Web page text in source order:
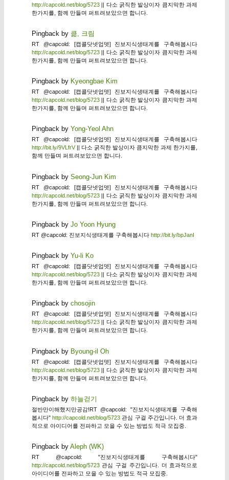
http://capcold.net/blog/5723|| 다소 굵직한 발상이자 큼지막한 과제
한가지를, 함께 만들며 퍼트려보았으면 합니다.
Pingback by 큶, 크림
RT @capcold: [캡콜닷넷업뎃] 진보지식생태계를 구축해봅시다
http://capcold.net/blog/5723|| 다소 굵직한 발상이자 큼지막한 과제
한가지를, 함께 만들며 퍼트려보았으면 합니다.
Pingback by Kyeongbae Kim
RT @capcold: [캡콜닷넷업뎃] 진보지식생태계를 구축해봅시다
http://capcold.net/blog/5723|| 다소 굵직한 발상이자 큼지막한 과제
한가지를, 함께 만들며 퍼트려보았으면 합니다.
Pingback by Yong-Yeol Ahn
RT @capcold: [캡콜닷넷업뎃] 진보지식생태계를 구축해봅시다
http://bit.ly/9VLfrV|| 다소 굵직한 발상이자 큼지막한 과제 한가지를,
함께 만들며 퍼트려보았으면 합니다.
Pingback by Seong-Jun Kim
RT @capcold: [캡콜닷넷업뎃] 진보지식생태계를 구축해봅시다
http://capcold.net/blog/5723|| 다소 굵직한 발상이자 큼지막한 과제
한가지를, 함께 만들며 퍼트려보았으면 합니다.
Pingback by Jo Yoon Hyung
RT @capcold: 진보지식생태계를 구축해봅시다 http://bit.ly/bpJanI
Pingback by Yu-li Ko
RT @capcold: [캡콜닷넷업뎃] 진보지식생태계를 구축해봅시다
http://capcold.net/blog/5723|| 다소 굵직한 발상이자 큼지막한 과제
한가지를, 함께 만들며 퍼트려보았으면 합니다.
Pingback by chosojin
RT @capcold: [캡콜닷넷업뎃] 진보지식생태계를 구축해봅시다
http://capcold.net/blog/5723|| 다소 굵직한 발상이자 큼지막한 과제
한가지를, 함께 만들며 퍼트려보았으면 합니다.
Pingback by Byoung-il Oh
RT @capcold: [캡콜닷넷업뎃] 진보지식생태계를 구축해봅시다
http://capcold.net/blog/5723|| 다소 굵직한 발상이자 큼지막한 과제
한가지를, 함께 만들며 퍼트려보았으면 합니다.
Pingback by 하늘걷기
절반만이해했지만공감!RT @capcold: "진보지식생태계를 구축해
봅시다"http://capcold.net/blog/5723 관심 구걸 주간입니다. 더 효과
적으로 아이디어를 전파하고 모을 수 있는 방법도 적극 모집중.
Pingback by Aleph (WK)
RT @capcold: "진보지식생태계를 구축해봅시다"
http://capcold.net/blog/5723관심 구걸 주간입니다. 더 효과적으로
아이디어를 전파하고 모을 수 있는 방법도 적극 모집중.